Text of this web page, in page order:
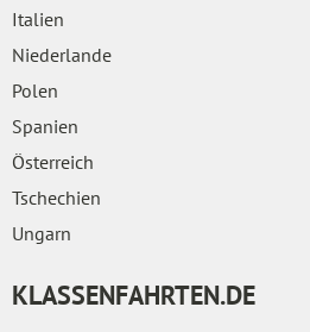
Italien
Niederlande
Polen
Spanien
Österreich
Tschechien
Ungarn
KLASSENFAHRTEN.DE